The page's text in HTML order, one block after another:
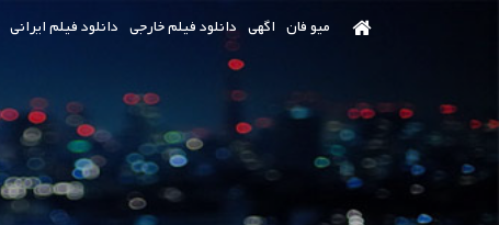
میو فان اگهی دانلود فیلم خارجی دانلود فیلم ایرانی